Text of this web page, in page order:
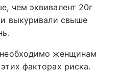
чем эквивалент 20г
и выкуривали свыше
женщинам
факторах риска.